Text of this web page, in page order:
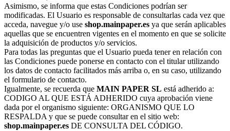
Asimismo, se informa que estas Condiciones podrían ser
modificadas. El Usuario es responsable de consultarlas cada vez que
acceda, navegue y/o use shop.mainpaper.es ya que serán aplicables
aquellas que se encuentren vigentes en el momento en que se solicite
la adquisición de productos y/o servicios.
Para todas las preguntas que el Usuario pueda tener en relación con
las Condiciones puede ponerse en contacto con el titular utilizando
los datos de contacto facilitados más arriba o, en su caso, utilizando
el formulario de contacto.
Igualmente, se recuerda que MAIN PAPER SL está adherido a:
CODIGO AL QUE ESTÁ ADHERIDO cuya aprobación viene
dada por el organismo siguiente: ORGANISMO QUE LO
RESPALDA y que se puede consultar en el sitio web:
shop.mainpaper.es DE CONSULTA DEL CÓDIGO.